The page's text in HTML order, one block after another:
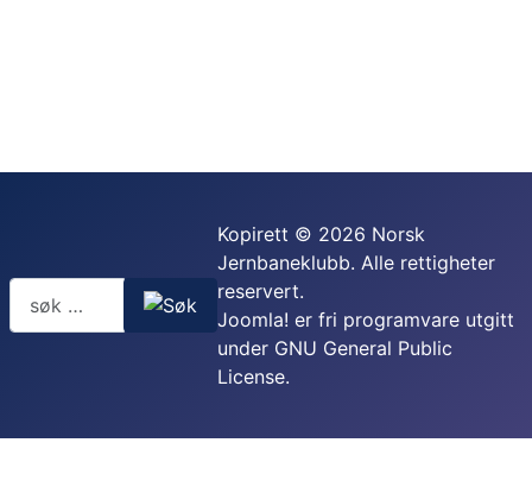
Kopirett © 2026 Norsk
Jernbaneklubb. Alle rettigheter
reservert.
Joomla! er fri programvare utgitt
under GNU General Public
License.